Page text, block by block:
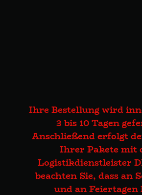
Ihre Bestellung wird
3 bis 10 Tagen
Anschließend erfolgt
Ihrer Pakete mit
Logistikdienstleister
beachten Sie, dass an
und an Feiertagen